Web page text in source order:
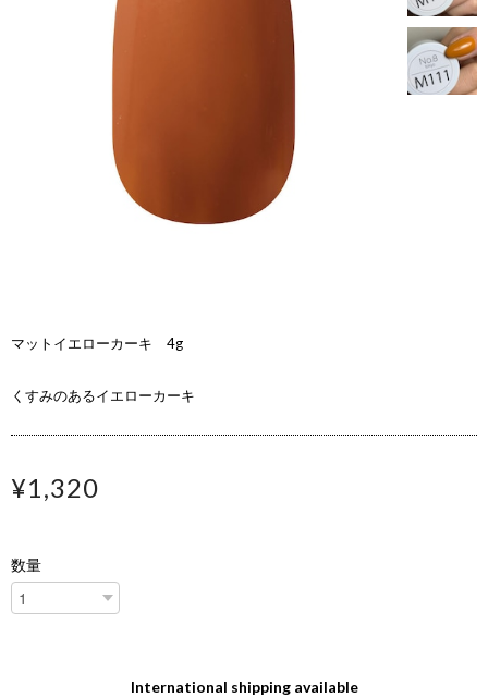
マットイエローカーキ 4g
くすみのあるイエローカーキ
¥1,320
数量
International shipping available